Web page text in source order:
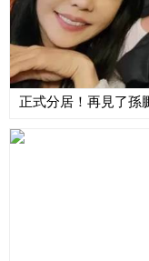
正式分居！再見了孫